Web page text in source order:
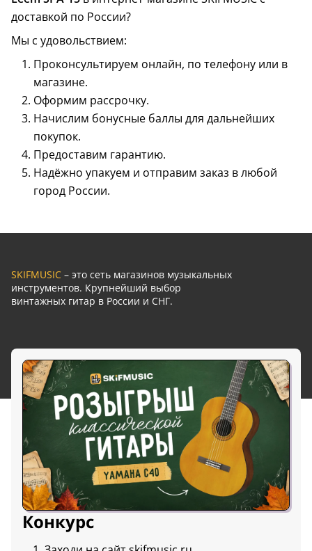
доставкой по России?
Мы с удовольствием:
Проконсультируем онлайн, по телефону или в
магазине.
Оформим рассрочку.
Начислим бонусные баллы для дальнейших
покупок.
Предоставим гарантию.
Надёжно упакуем и отправим заказ в любой
город России.
SKIFMUSIC – это сеть магазинов музыкальных
инструментов. Крупнейший выбор
винтажных гитар в России и СНГ.
Конкурс